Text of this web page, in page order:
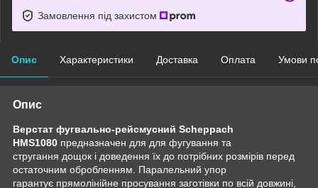
Замовлення під захистом
Опис Характеристики Доставка Оплата Умови
Опис
Верстат фугвально-рейсмусний Scheppach
HMS1080 предназначен для для фугування та
стругання дощок і доведення їх до потрібних розмірів перед
остаточним обробленням. Паралельний упор
гарантує прямолінійне просування заготівки по всій довжині,